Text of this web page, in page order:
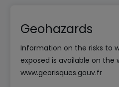
Geohazards
Information on the risks to
exposed is available on the
www.georisques.gouv.fr